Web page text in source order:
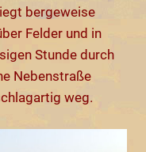
bergeweise
Felder und in
Stunde durch
Nebenstraße
weg.